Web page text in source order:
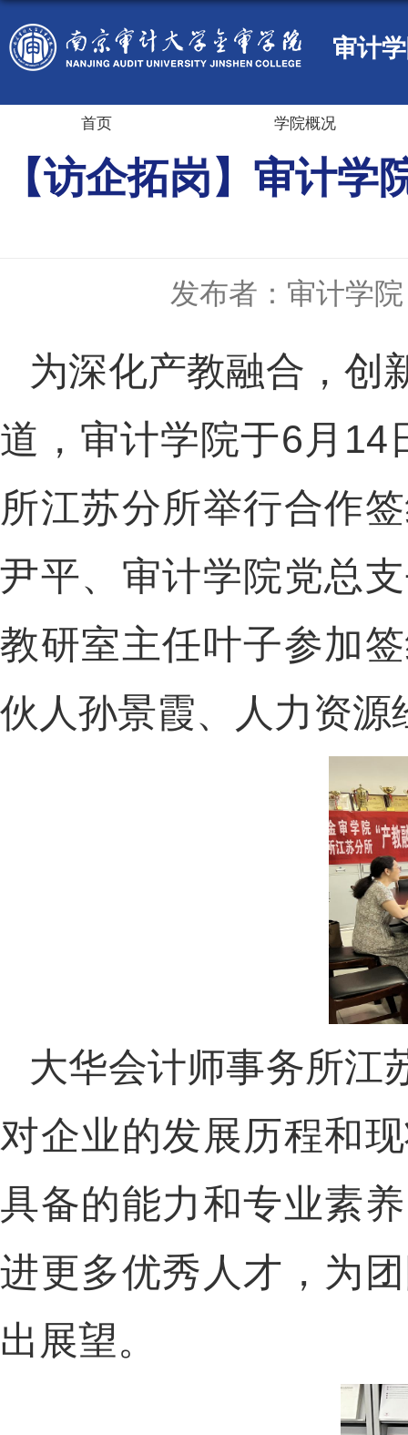
审计
首页 学院概况
【访企拓岗】审计
发布者：审计学院
为深化产教融合，创
道，审计学院于6月14
所江苏分所举行合作
尹平、审计学院党总
教研室主任叶子参加
伙人孙景霞、人力资
大华会计师事务所江
对企业的发展历程和
具备的能力和专业素
进更多优秀人才，为
出展望。